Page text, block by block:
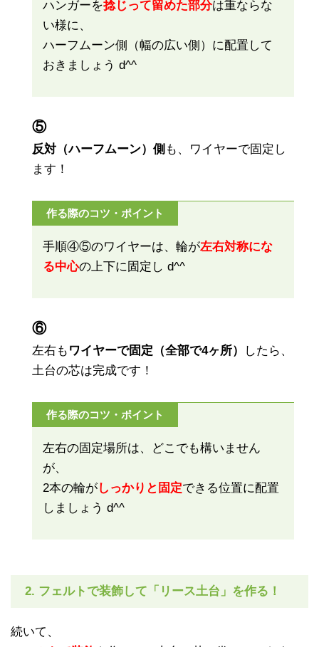
ハンガーを捻じって留めた部分は重ならな
い様に、
ハーフムーン側（幅の広い側）に配置して
おきましょう d^^
⑤
反対（ハーフムーン）側 も、ワイヤーで固定し
ます！
作る際のコツ・ポイント
手順④⑤のワイヤーは、輪が左右対称にな
る中心の上下に固定し d^^
⑥
左右も ワイヤーで固定（全部で4ヶ所）
したら、
土台の芯は完成です！
作る際のコツ・ポイント
左右の固定場所は、どこでも構いません
が、
2本の輪がしっかりと固定できる位置に配置
しましょう d^^
2. フェルトで装飾して「リース土台」を作る！
続いて、